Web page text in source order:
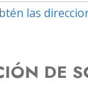
las
DE